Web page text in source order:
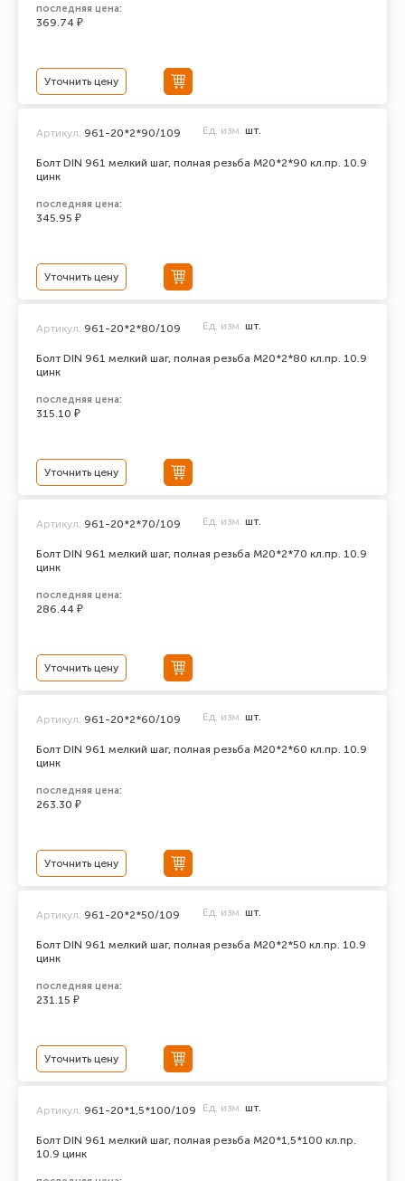
последняя цена:
369.74 ₽
Уточнить цену
Болт DIN 961 мелкий шаг, полная резьба M20*2*90 кл.пр. 10.9
цинк
Артикул: 961-20*2*90/109 Ед. изм. шт.
последняя цена:
345.95 ₽
Уточнить цену
Болт DIN 961 мелкий шаг, полная резьба M20*2*80 кл.пр. 10.9
цинк
Артикул: 961-20*2*80/109 Ед. изм. шт.
последняя цена:
315.10 ₽
Уточнить цену
Болт DIN 961 мелкий шаг, полная резьба M20*2*70 кл.пр. 10.9
цинк
Артикул: 961-20*2*70/109 Ед. изм. шт.
последняя цена:
286.44 ₽
Уточнить цену
Болт DIN 961 мелкий шаг, полная резьба M20*2*60 кл.пр. 10.9
цинк
Артикул: 961-20*2*60/109 Ед. изм. шт.
последняя цена:
263.30 ₽
Уточнить цену
Болт DIN 961 мелкий шаг, полная резьба M20*2*50 кл.пр. 10.9
цинк
Артикул: 961-20*2*50/109 Ед. изм. шт.
последняя цена:
231.15 ₽
Уточнить цену
Болт DIN 961 мелкий шаг, полная резьба M20*1,5*100 кл.пр.
10.9 цинк
Артикул: 961-20*1,5*100/109 Ед. изм. шт.